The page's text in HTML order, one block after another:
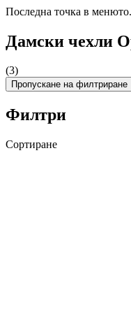
Последна точка в
Дамски чехли
(3)
Пропускане на филтриране
Филтри
Сортиране